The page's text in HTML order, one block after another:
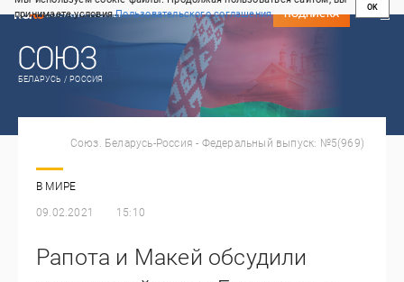
принимаете условияПользовательского соглашения
OK
СВЕЖИЙ НОМЕР
ПОДПИСКА
БЕЛАРУСЬ / РОССИЯ
В МИРЕ
09.02.2021 15:10
Союз. Беларусь-Россия - Федеральный выпуск: №5(969)
Рапота и Макей обсудили